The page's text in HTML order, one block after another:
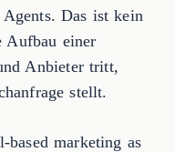
Das ist kein
Aufbau einer
Anbieter tritt,
stellt.
based marketing as